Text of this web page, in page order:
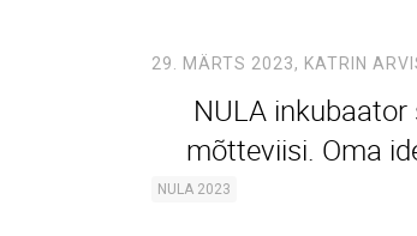
29. MÄRTS 2023, KATRIN
NULA
mõtteviisi. Oma
NULA 2023